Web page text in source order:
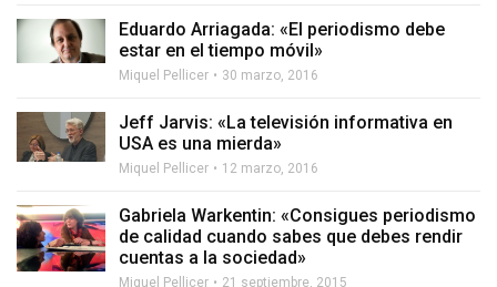
Eduardo Arriagada: «El periodismo debe
estar en el tiempo móvil»
Miquel Pellicer 30 marzo, 2016
Jeff Jarvis: «La televisión informativa en
USA es una mierda»
Miquel Pellicer 12 marzo, 2016
Gabriela Warkentin: «Consigues periodismo
de calidad cuando sabes que debes rendir
cuentas a la sociedad»
Miquel Pellicer 21 septiembre, 2015